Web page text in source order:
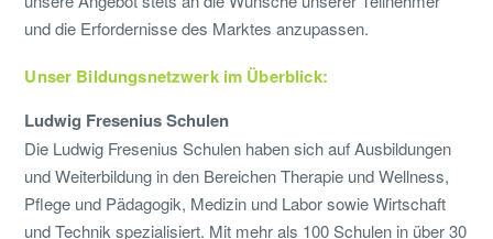
und die Erfordernisse des Marktes anzupassen.
Unser Bildungsnetzwerk im Überblick:
Ludwig Fresenius Schulen
Die Ludwig Fresenius Schulen haben sich auf Ausbildungen
und Weiterbildung in den Bereichen Therapie und Wellness,
Pflege und Pädagogik, Medizin und Labor sowie Wirtschaft
und Technik spezialisiert. Mit mehr als 100 Schulen in über 30